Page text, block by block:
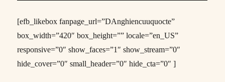
[efb_likebox fanpage_url=”DAnghiencuuquocte”
box_width=”420″ box_height=”” locale=”en_US”
responsive=”0″ show_faces=”1″ show_stream=”0″
hide_cover=”0″ small_header=”0″ hide_cta=”0″ ]